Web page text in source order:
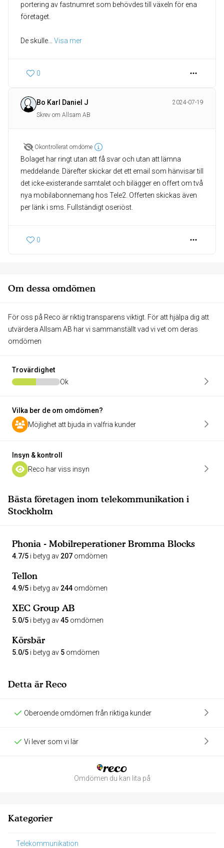
Om dessa omdömen
För oss på Reco är riktig transparens viktigt. För att hjälpa dig att
utvärdera Allsam AB har vi sammanställt vad vi vet om deras
omdömen
Trovärdighet
Ok
Vilka ber de om omdömen?
Möjlighet att bjuda in valfria kunder
Insyn & kontroll
Reco har viss insyn
Bästa företagen inom telekommunikation i
Stockholm
Phonia - Mobilreperationer Bromma Blocks
4.7/5 i betyg av 207 omdömen
Tellon
4.9/5 i betyg av 244 omdömen
XEC Group AB
5.0/5 i betyg av45 omdömen
Körsbär
5.0/5 i betyg av 5 omdömen
Detta är Reco
Oberoende omdömen från riktiga kunder
Vi lever som vi lär
Omdömen du kan lita på
portering av fastnumret som behövdes till växeln för ena
företaget.
De skulle Visa mer
0
Bo Karl Daniel J
2024-07-19
Skrev om Allsam AB
Okontrollerat omdöme
Bolaget har ringt utan att få svar och utan att lämna
meddelande. Därefter skickar det ett email som hänvisar till
det icke-existerande samtalet och bilägger en offert om två
nya mobilabonnemang hos Tele2. Offerten skickas även
per länk i sms. Fullständigt oseriöst.
0
Kategorier
Telekommunikation